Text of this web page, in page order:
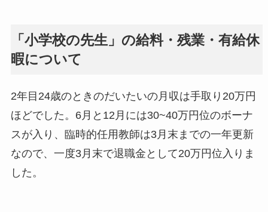
「小学校の先生」の給料・残業・有給休
暇について
2年目24歳のときのだいたいの月収は手取り20万円
ほどでした。6月と12月には30~40万円位のボーナ
スが入り、臨時的任用教師は3月末までの一年更新
なので、一度3月末で退職金として20万円位入りま
した。